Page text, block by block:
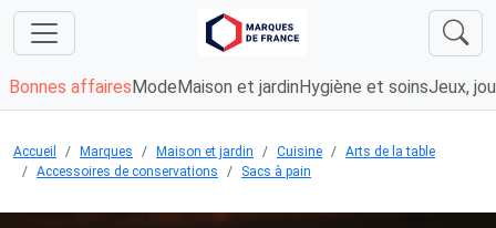
Bonnes affaires Mode Maison et jardin Hygiène et soinsJeux,
Accueil Marques Maison et jardin Cuisine
Arts de la table
Accessoires de conservations
Sacs à pain